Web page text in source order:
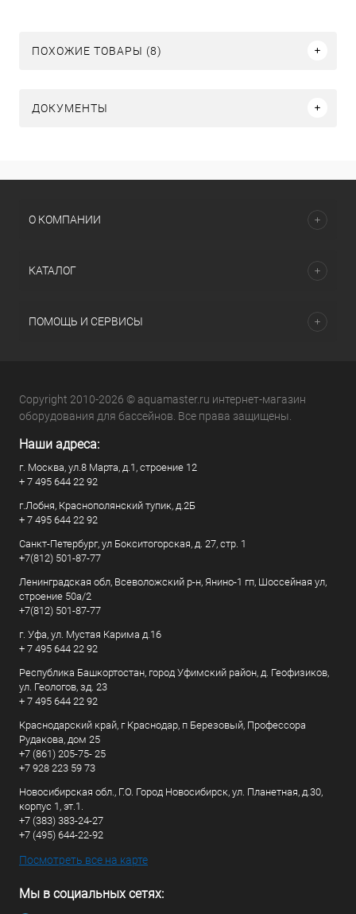
ПОХОЖИЕ ТОВАРЫ (8)
ДОКУМЕНТЫ
О КОМПАНИИ
КАТАЛОГ
ПОМОЩЬ И СЕРВИСЫ
Copyright 2010-2026 © aquamaster.ru интернет-магазин
оборудования для бассейнов. Все права защищены.
Наши адреса:
г. Москва, ул.8 Марта, д.1, строение 12
+ 7 495 644 22 92
г.Лобня, Краснополянский тупик, д.2Б
+ 7 495 644 22 92
Санкт-Петербург, ул Бокситогорская, д. 27, стр. 1
+7(812) 501-87-77
Ленинградская обл, Всеволожский р-н, Янино-1 гп, Шоссейная ул,
строение 50а/2
+7(812) 501-87-77
г. Уфа, ул. Мустая Карима д.16
+ 7 495 644 22 92
Республика Башкортостан, город Уфимский район, д. Геофизиков,
ул. Геологов, зд. 23
+ 7 495 644 22 92
Краснодарский край, г Краснодар, п Березовый, Профессора
Рудакова, дом 25
+7 (861) 205-75- 25
+7 928 223 59 73
Новосибирская обл., Г.О. Город Новосибирск, ул. Планетная, д.30,
корпус 1, эт.1.
+7 (383) 383-24-27
+7 (495) 644-22-92
Посмотреть все на карте
Мы в социальных сетях: